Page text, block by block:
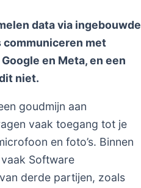
data via ingebouwde
met
en Meta, en een
niet.
goudmijn aan
vaak toegang tot je
en foto’s. Binnen
Software
derde partijen, zoals